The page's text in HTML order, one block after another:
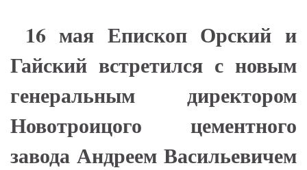
16 мая Епископ Орский и
Гайский встретился с новым
генеральным директором
Новотроицого цементного
завода Андреем Васильевичем